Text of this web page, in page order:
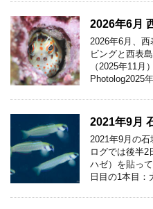
2026年6月
2026年6月、
ビングと西表
（2025年11月
Photolog2025
2021年9月
2021年9月の
ログでは後半
ハゼ）を貼っ
日目の1本目